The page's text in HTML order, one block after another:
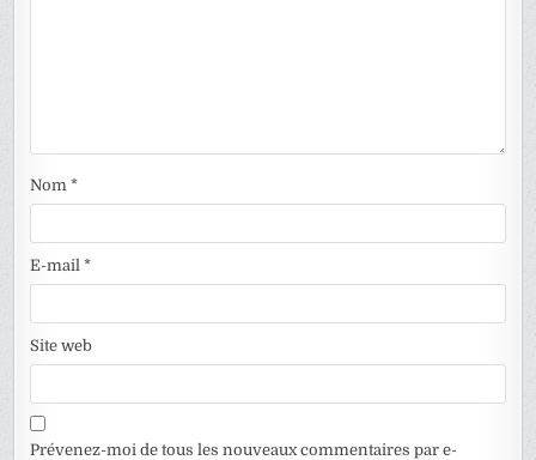
Nom*
E-mail*
Site web
Prévenez-moi de tous les nouveaux commentaires par e-